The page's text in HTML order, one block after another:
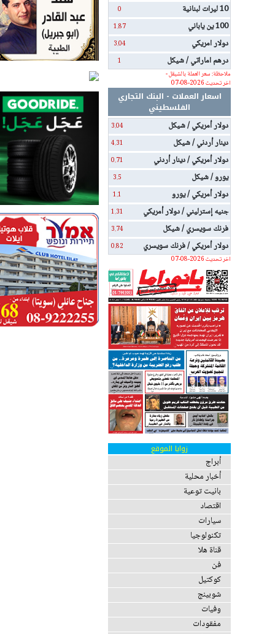
10 ليرات لبنانية 0
100 ين ياباني 1.87
دولار امريكي 3.04
درهم اماراتي / شيكل
1
ملاحظة: سعر العملة بالشيقل -
اخر تحديث 2026-08-07
اسعار العملات - البنك التجاري
الفلسطيني
دولار أمريكي / شيكل
3.04
دينار أردني / شيكل 4.31
دولار أمريكي / دينار أردني 0.71
يورو / شيكل 3.5
دولار أمريكي / يورو 1.1
جنيه إسترليني / دولار أمريكي 1.31
فرنك سويسري / شيكل 3.74
دولار أمريكي / فرنك سويسري
0.82
اخر تحديث 2026-08-07
زوايا الموقع
أبراج
أخبار محلية
بانيت توعية
اقتصاد
سيارات
تكنولوجيا
قناة هلا
فن
كوكتيل
شوبينج
وفيات
مفقودات